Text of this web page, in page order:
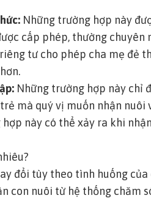
Những trường hợp này
cấp phép, thường
tư cho phép cha mẹ đẻ
Những trường hợp này chỉ
mà quý vị muốn nhận nuôi
này có thể xảy ra khi
đổi tùy theo tình huống của
con nuôi từ hệ thống chăm